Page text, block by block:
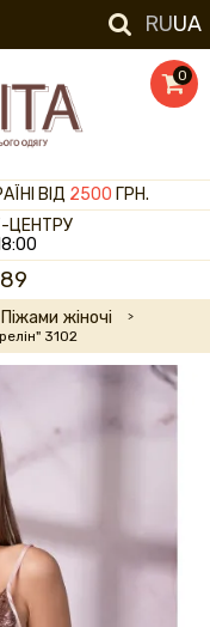
RUUA
0
ВІД 2500 ГРН.
ЦЕНТРУ
Піжами жіночі
3102